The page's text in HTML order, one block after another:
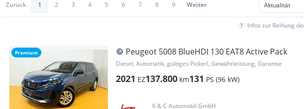
Zurück 1 2 3 4 5 6 7 8 9 Weiter
Infos zur Reihung
Premium Peugeot 5008 BlueHDI 130 EAT8 Active Pack
Diesel, Automatik, gültiges Pickerl, Gewährleistung, Garantie
2021 EZ137.800 km131 PS (96 kW)
K & C Automobil GmbH